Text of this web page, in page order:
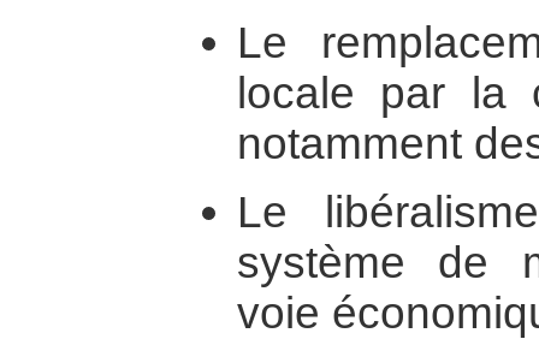
Le
locale par la
notamment
Le
système de
voie